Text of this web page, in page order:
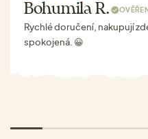
Bohumila R.
Rychlé doručení, nakupují
spokojená. 😀